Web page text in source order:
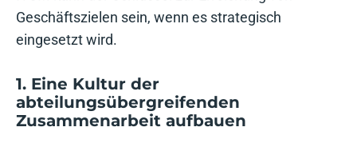
Geschäftszielen sein, wenn es strategisch
eingesetzt wird.
1. Eine Kultur der
abteilungsübergreifenden
Zusammenarbeit aufbauen